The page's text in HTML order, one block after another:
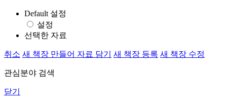
Default 설정
설정
선택한 자료
취소 새 책장 만들어 자료 담기 새 책장 등록 새 책장 수정
관심분야 검색
닫기